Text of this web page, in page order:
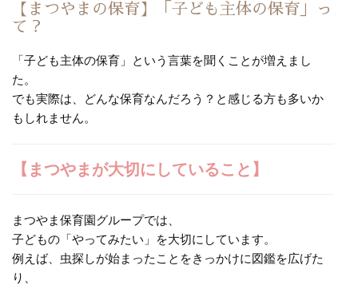
【まつやまの保育】「子ども主体の保育」っ
て？
「子ども主体の保育」という言葉を聞くことが増えまし
た。
でも実際は、どんな保育なんだろう？と感じる方も多いか
もしれません。
【まつやまが大切にしていること】
まつやま保育園グループでは、
子どもの「やってみたい」を大切にしています。
例えば、虫探しが始まったことをきっかけに図鑑を広げた
り、